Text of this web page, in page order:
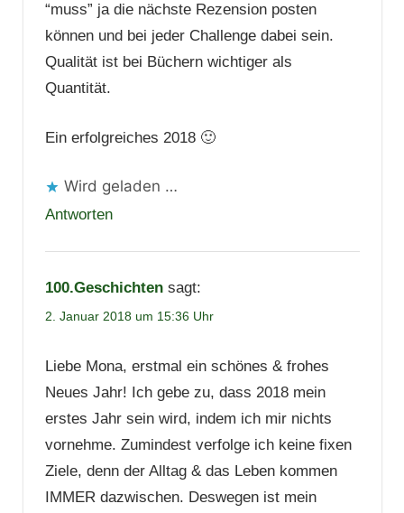
“muss” ja die nächste Rezension posten
können und bei jeder Challenge dabei sein.
Qualität ist bei Büchern wichtiger als
Quantität.
Ein erfolgreiches 2018 🙂
Wird geladen …
Antworten
100.Geschichten sagt:
2. Januar 2018 um 15:36 Uhr
Liebe Mona, erstmal ein schönes & frohes
Neues Jahr! Ich gebe zu, dass 2018 mein
erstes Jahr sein wird, indem ich mir nichts
vornehme. Zumindest verfolge ich keine fixen
Ziele, denn der Alltag & das Leben kommen
IMMER dazwischen. Deswegen ist mein